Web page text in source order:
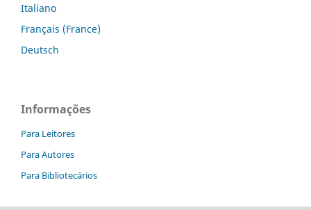
Italiano
Français (France)
Deutsch
Informações
Para Leitores
Para Autores
Para Bibliotecários